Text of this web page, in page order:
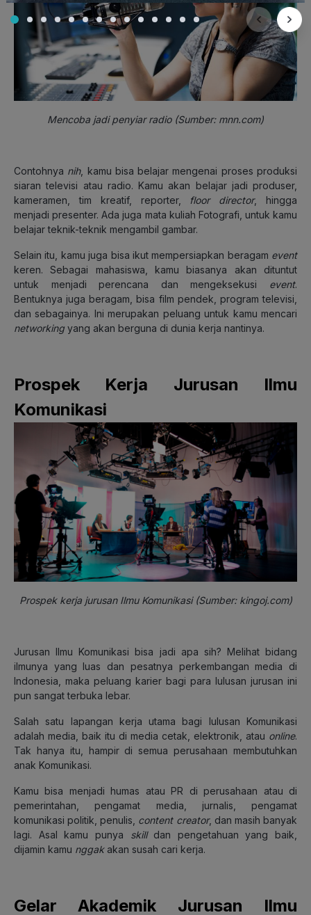
Mencoba jadi penyiar radio (Sumber: mnn.com)
Contohnya nih, kamu bisa belajar mengenai proses produksi
siaran televisi atau radio. Kamu akan belajar jadi produser,
kameramen, tim kreatif, reporter, floor director, hingga
menjadi presenter. Ada juga mata kuliah Fotografi, untuk kamu
belajar teknik-teknik mengambil gambar.
Selain itu, kamu juga bisa ikut mempersiapkan beragam event
keren. Sebagai mahasiswa, kamu biasanya akan dituntut
untuk menjadi perencana dan mengeksekusi event.
Bentuknya juga beragam, bisa film pendek, program televisi,
dan sebagainya. Ini merupakan peluang untuk kamu mencari
networking yang akan berguna di dunia kerja nantinya.
Prospek Kerja Jurusan Ilmu
Komunikasi
Prospek kerja jurusan Ilmu Komunikasi (Sumber: kingoj.com)
Jurusan Ilmu Komunikasi bisa jadi apa sih? Melihat bidang
ilmunya yang luas dan pesatnya perkembangan media di
Indonesia, maka peluang karier bagi para lulusan jurusan ini
pun sangat terbuka lebar.
Salah satu lapangan kerja utama bagi lulusan Komunikasi
adalah media, baik itu di media cetak, elektronik, atau online.
Tak hanya itu, hampir di semua perusahaan membutuhkan
anak Komunikasi.
Kamu bisa menjadi humas atau PR di perusahaan atau di
pemerintahan, pengamat media, jurnalis, pengamat
komunikasi politik, penulis, content creator, dan masih banyak
lagi. Asal kamu punya skilldan pengetahuan yang baik,
dijamin kamu nggakakan susah cari kerja.
Gelar Akademik Jurusan Ilmu